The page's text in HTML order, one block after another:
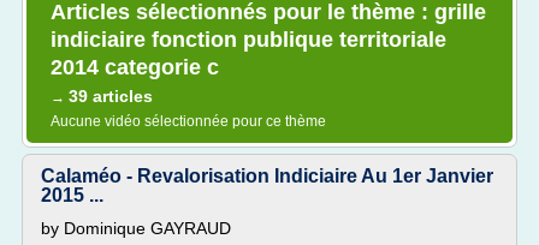
Articles sélectionnés pour le thème : grille
indiciaire fonction publique territoriale
2014 categorie c
→ 39 articles
Aucune vidéo sélectionnée pour ce thème
Calaméo - Revalorisation Indiciaire Au 1er Janvier
2015 ...
by Dominique GAYRAUD